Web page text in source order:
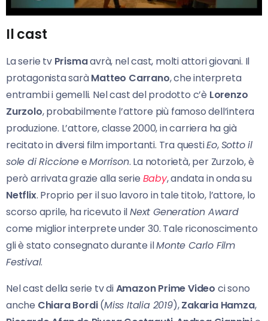
Il cast
La serie tv Prismaavrà, nel cast, molti attori giovani. Il
protagonista saràMatteo Carrano, che interpreta
entrambi i gemelli. Nel cast del prodotto c’è Lorenzo
Zurzolo, probabilmente l’attore più famoso dell’intera
produzione. L’attore, classe 2000, in carriera ha già
recitato in diversi film importanti. Tra questiEo,Sotto il
sole di RiccioneeMorrison. La notorietà, per Zurzolo, è
però arrivata grazie alla serie Baby, andata in onda su
Netflix. Proprio per il suo lavoro in tale titolo, l’attore, lo
scorso aprile, ha ricevuto ilNext Generation Award
come miglior interprete under 30. Tale riconoscimento
gli è stato consegnato durante ilMonte Carlo Film
Festival.
Nel cast della serie tv diAmazon Prime Video ci sono
anche Chiara Bordi(Miss Italia 2019),Zakaria Hamza,